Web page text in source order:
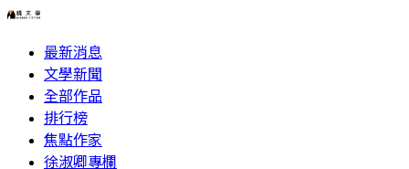
最新消息
文學新聞
全部作品
排行榜
焦點作家
徐淑卿專欄